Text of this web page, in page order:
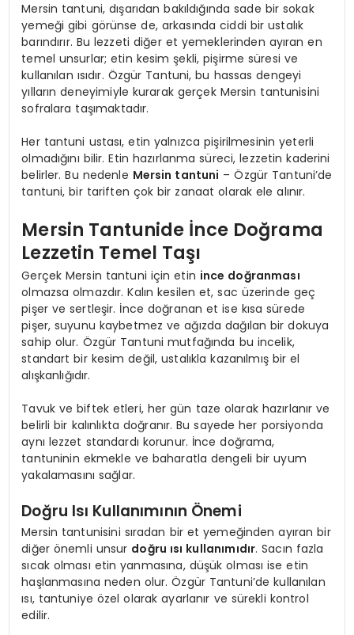
Mersin tantuni, dışarıdan bakıldığında sade bir sokak
yemeği gibi görünse de, arkasında ciddi bir ustalık
barındırır. Bu lezzeti diğer et yemeklerinden ayıran en
temel unsurlar; etin kesim şekli, pişirme süresi ve
kullanılan ısıdır. Özgür Tantuni, bu hassas dengeyi
yılların deneyimiyle kurarak gerçek Mersin tantunisini
sofralara taşımaktadır.
Her tantuni ustası, etin yalnızca pişirilmesinin yeterli
olmadığını bilir. Etin hazırlanma süreci, lezzetin kaderini
belirler. Bu nedenle Mersin tantuni – Özgür Tantuni’de
tantuni, bir tariften çok bir zanaat olarak ele alınır.
Mersin Tantunide İnce Doğrama
Lezzetin Temel Taşı
Gerçek Mersin tantuni için etin ince doğranması
olmazsa olmazdır. Kalın kesilen et, sac üzerinde geç
pişer ve sertleşir. İnce doğranan et ise kısa sürede
pişer, suyunu kaybetmez ve ağızda dağılan bir dokuya
sahip olur. Özgür Tantuni mutfağında bu incelik,
standart bir kesim değil, ustalıkla kazanılmış bir el
alışkanlığıdır.
Tavuk ve biftek etleri, her gün taze olarak hazırlanır ve
belirli bir kalınlıkta doğranır. Bu sayede her porsiyonda
aynı lezzet standardı korunur. İnce doğrama,
tantuninin ekmekle ve baharatla dengeli bir uyum
yakalamasını sağlar.
Doğru Isı Kullanımının Önemi
Mersin tantunisini sıradan bir et yemeğinden ayıran bir
diğer önemli unsur doğru ısı kullanımıdır. Sacın fazla
sıcak olması etin yanmasına, düşük olması ise etin
haşlanmasına neden olur. Özgür Tantuni’de kullanılan
ısı, tantuniye özel olarak ayarlanır ve sürekli kontrol
edilir.